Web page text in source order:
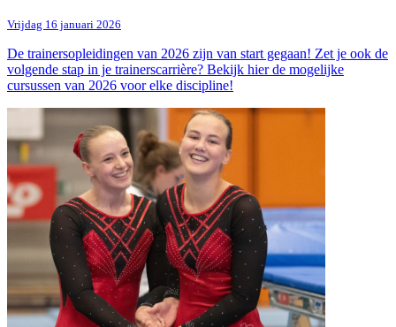
Vrijdag 16 januari 2026
De trainersopleidingen van 2026 zijn van start gegaan! Zet je ook de
volgende stap in je trainerscarrière? Bekijk hier de mogelijke
cursussen van 2026 voor elke discipline!